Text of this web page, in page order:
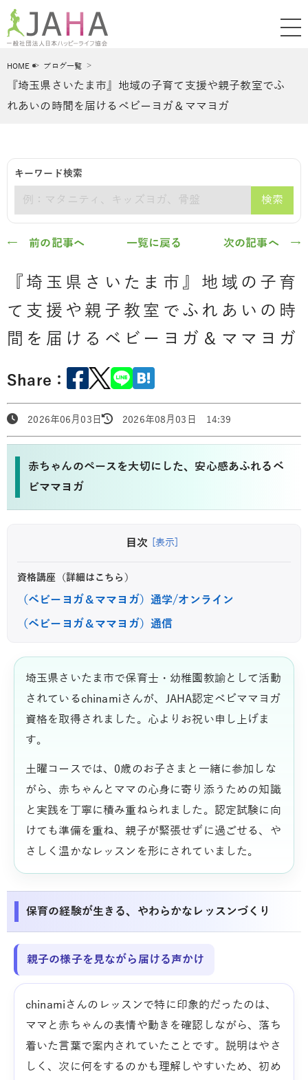
HOME ブログ一覧
『埼玉県さいたま市』地域の子育て支援や親子教室でふ
れあいの時間を届けるベビーヨガ＆ママヨガ
キーワード検索
検索
← 前の記事へ 一覧に戻る 次の記事へ →
『埼玉県さいたま市』地域の子育
て支援や親子教室でふれあいの時
間を届けるベビーヨガ＆ママヨガ
Share：
2026年06月03日 2026年08月03日 14:39
赤ちゃんのペースを大切にした、安心感あふれるベ
ビママヨガ
目次 [表示]
資格講座（詳細はこちら）
（ベビーヨガ＆ママヨガ）通学/オンライン
（ベビーヨガ＆ママヨガ）通信
埼玉県さいたま市で保育士・幼稚園教諭として活動
されているchinamiさんが、JAHA認定ベビママヨガ
資格を取得されました。心よりお祝い申し上げま
す。
土曜コースでは、0歳のお子さまと一緒に参加しな
がら、赤ちゃんとママの心身に寄り添うための知識
と実践を丁寧に積み重ねられました。認定試験に向
けても準備を重ね、親子が緊張せずに過ごせる、や
さしく温かなレッスンを形にされていました。
保育の経験が生きる、やわらかなレッスンづくり
親子の様子を見ながら届ける声かけ
chinamiさんのレッスンで特に印象的だったのは、
ママと赤ちゃんの表情や動きを確認しながら、落ち
着いた言葉で案内されていたことです。説明はやさ
しく、次に何をするのかも理解しやすいため、初め